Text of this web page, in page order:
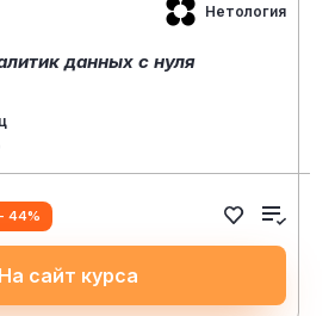
Нетология
данных с нуля
- 44%
На сайт курса